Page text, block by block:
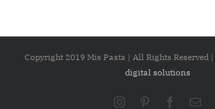
Copyright 2019 Mis Pasta | All Rights Reserved
digital solutions
InstagramPinterestFacebook